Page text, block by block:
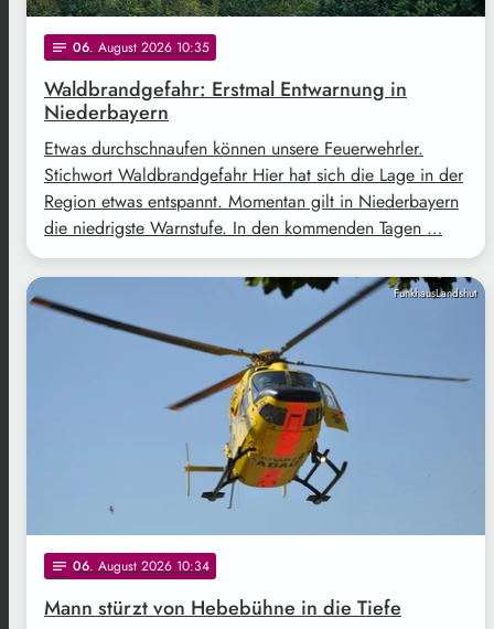
notes 06. August 2026 10:35
Waldbrandgefahr: Erstmal Entwarnung in
Niederbayern
Etwas durchschnaufen können unsere Feuerwehrler.
Stichwort Waldbrandgefahr Hier hat sich die Lage in der
Region etwas entspannt. Momentan gilt in Niederbayern
die niedrigste Warnstufe. In den kommenden Tagen …
FunkhausLandshut
notes 06. August 2026 10:34
Mann stürzt von Hebebühne in die Tiefe